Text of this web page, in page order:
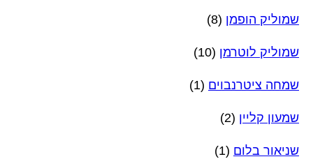
שמוליק הופמן (8)
שמוליק לוטרמן (10)
שמחה ציטרנבוים (1)
שמעון קליין (2)
שניאור בלום (1)